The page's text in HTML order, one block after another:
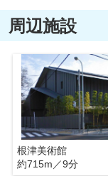
周辺施設
根津美術館
約715m／9分